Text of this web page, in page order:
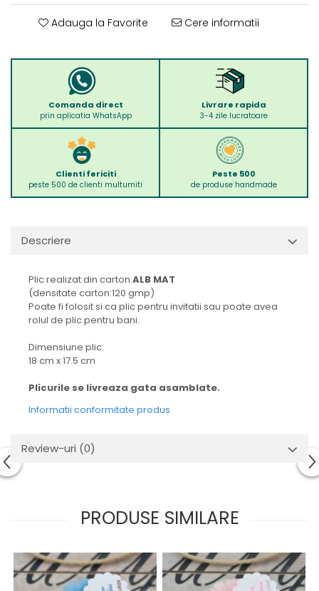
Adauga la Favorite Cere informatii
Comanda direct
prin aplicatia WhatsApp
Livrare rapida
3-4 zile lucratoare
Clienti fericiti
peste 500 de clienti multumiti
Peste 500
de produse handmade
Descriere
Plic realizat din carton ALB MAT
(densitate carton:120 gmp)
Poate fi folosit si ca plic pentru invitatii sau poate avea
rolul de plic pentru bani.
Dimensiune plic:
18 cm x 17.5 cm
Plicurile se livreaza gata asamblate.
Informatii conformitate produs
Review-uri (0)
PRODUSE SIMILARE